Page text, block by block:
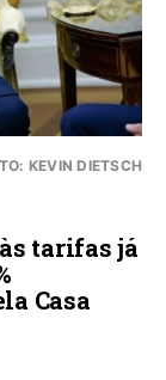
KEVIN DIETSCH
tarifas já
Casa